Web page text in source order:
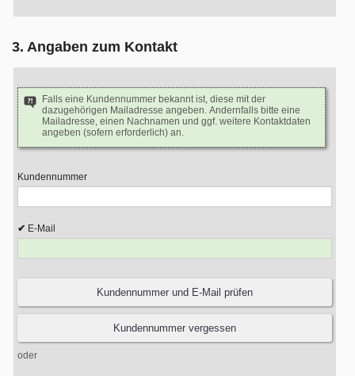
3. Angaben zum Kontakt
Falls eine Kundennummer bekannt ist, diese mit der
dazugehörigen Mailadresse angeben. Andernfalls bitte eine
Mailadresse, einen Nachnamen und ggf. weitere Kontaktdaten
angeben (sofern erforderlich) an.
Kundennummer
E-Mail
oder